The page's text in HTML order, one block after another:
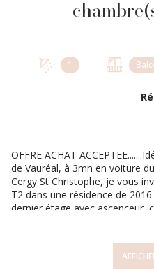
1
OFFRE ACHAT
de Vauréal, à 3mn en voiture
Cergy St Christophe, je vous
T2 dans une résidence de
dernier étage avec ascenceur,
et wc. Le bien est complété